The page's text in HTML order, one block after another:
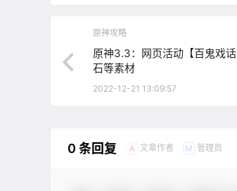
原神攻略
原神3.3：网页活动【百鬼戏
石等素材
2022-12-21 13:09:57
0 条回复 A 文章作者 M 管理员